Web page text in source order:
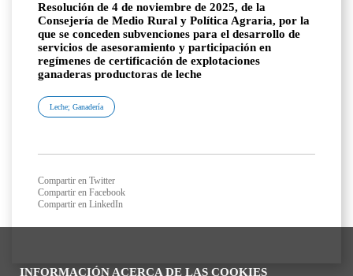
INFORMACIÓN ACERCA DE LAS COOKIES
Resolución de 4 de noviembre de 2025, de la
Consejería de Medio Rural y Política Agraria, por la
que se conceden subvenciones para el desarrollo de
servicios de asesoramiento y participación en
regímenes de certificación de explotaciones
ganaderas productoras de leche
Leche; Ganadería
Compartir en Twitter
Compartir en Facebook
Compartir en LinkedIn